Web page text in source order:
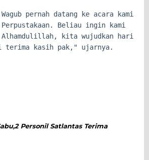
Wagub pernah datang ke acara kami
Beliau ingin kami
kita wujudkan hari
kasih pak," ujarnya.
Personil Satlantas Terima